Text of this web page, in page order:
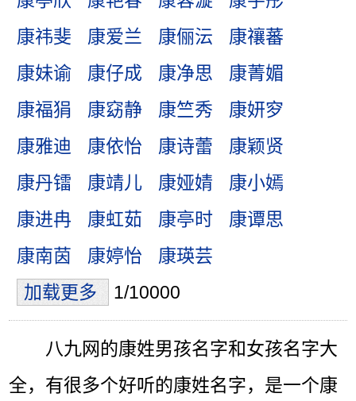
康祎斐
康爱兰 康俪沄
康禳蕃
康妹谕
康仔成 康净思
康菁媚
康福狷
康窈静 康竺秀
康妍穸
康雅迪
康依怡 康诗蕾
康颖贤
康丹镭
康靖儿 康娅婧
康小嫣
康进冉
康虹茹 康亭时
康谭思
康南茵
康婷怡
康瑛芸
加载更多
1/10000
八九网的康姓男孩名字和女孩名字大
全，有很多个好听的康姓名字，是一个康